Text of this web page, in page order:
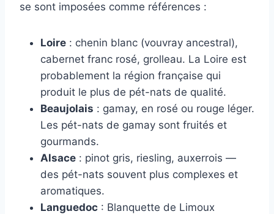
se sont imposées comme références :
Loire : chenin blanc (vouvray ancestral),
cabernet franc rosé, grolleau. La Loire est
probablement la région française qui
produit le plus de pét-nats de qualité.
Beaujolais : gamay, en rosé ou rouge léger.
Les pét-nats de gamay sont fruités et
gourmands.
Alsace : pinot gris, riesling, auxerrois —
des pét-nats souvent plus complexes et
aromatiques.
Languedoc : Blanquette de Limoux